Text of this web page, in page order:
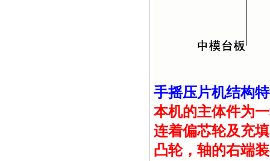
手摇压片机结构
本机的主体件为
连着偏芯轮及充填
凸轮，轴的右端